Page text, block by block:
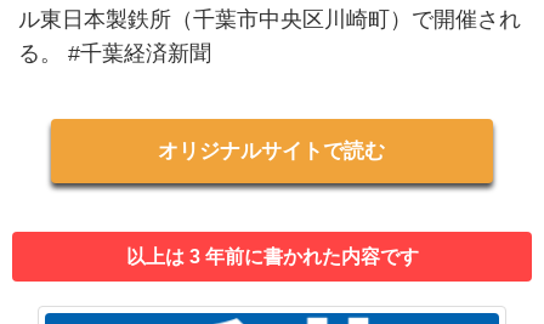
ル東日本製鉄所（千葉市中央区川崎町）で開催され
る。 #千葉経済新聞
オリジナルサイトで読む
以上は 3 年前に書かれた内容です